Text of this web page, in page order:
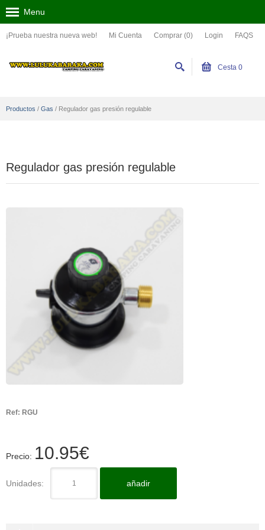
¡Prueba nuestra nueva web! Mi Cuenta Comprar (0) Login FAQS
Menu
Cesta 0
Productos / Gas / Regulador gas presión regulable
Regulador gas presión regulable
Ref: RGU
Precio: 10.95€
Unidades: añadir